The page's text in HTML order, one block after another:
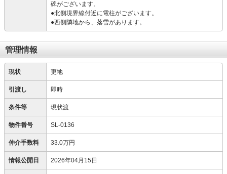
碑がございます。
●北側境界線付近に電柱がございます。
●西側隣地から、落雪があります。
管理情報
現状 更地
引渡し 即時
条件等 現状渡
物件番号 SL-0136
仲介手数料 33.0万円
情報公開日 2026年04月15日